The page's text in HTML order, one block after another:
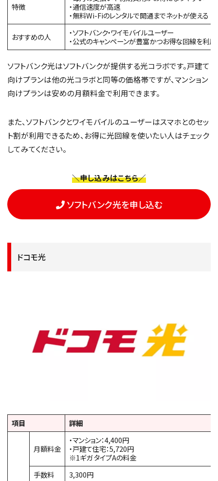
特徴
・通信速度が高速
・無料Wi-Fiのレンタルで開通までネットが使える
おすすめの人
・ソフトバンク・ワイモバイルユーザー
・公式のキャンペーンが豊富かつお得な回線を利
ソフトバンク光はソフトバンクが提供する光コラボです。戸建て
向けプランは他の光コラボと同等の価格帯ですが、マンション
向けプランは安めの月額料金で利用できます。
また、ソフトバンクとワイモバイルのユーザーはスマホとのセッ
ト割が利用できるため、お得に光回線を使いたい人はチェック
してみてください。
＼申し込みはこちら／
ソフトバンク光を申し込む
ドコモ光
項目 詳細
月額料金
・マンション：4,400円
・戸建て住宅：5,720円
※1ギガ タイプAの料金
手数料
3,300円